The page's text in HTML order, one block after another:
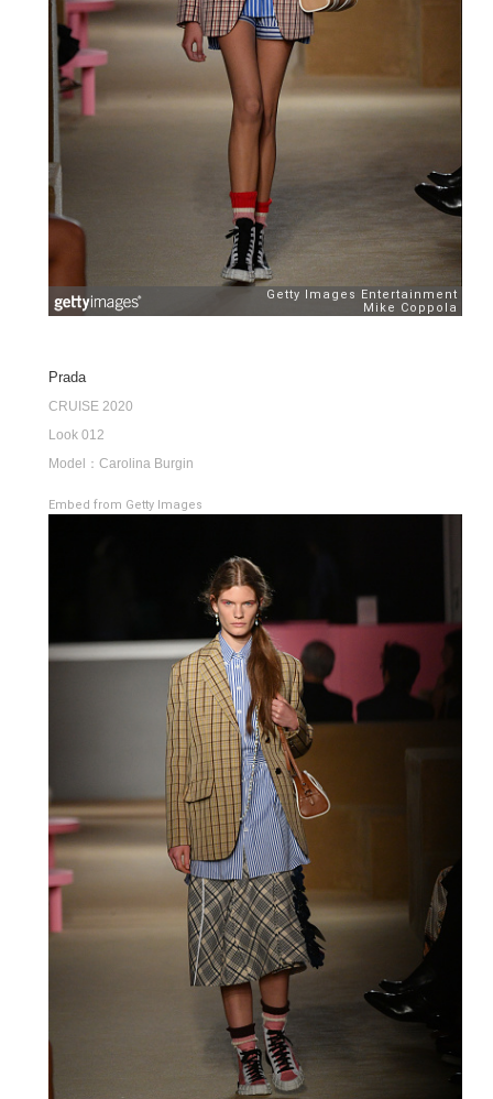
Prada
CRUISE 2020
Look 012
Model：Carolina Burgin
Embed from Getty Images